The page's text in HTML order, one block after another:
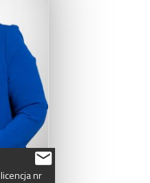
licencjanr